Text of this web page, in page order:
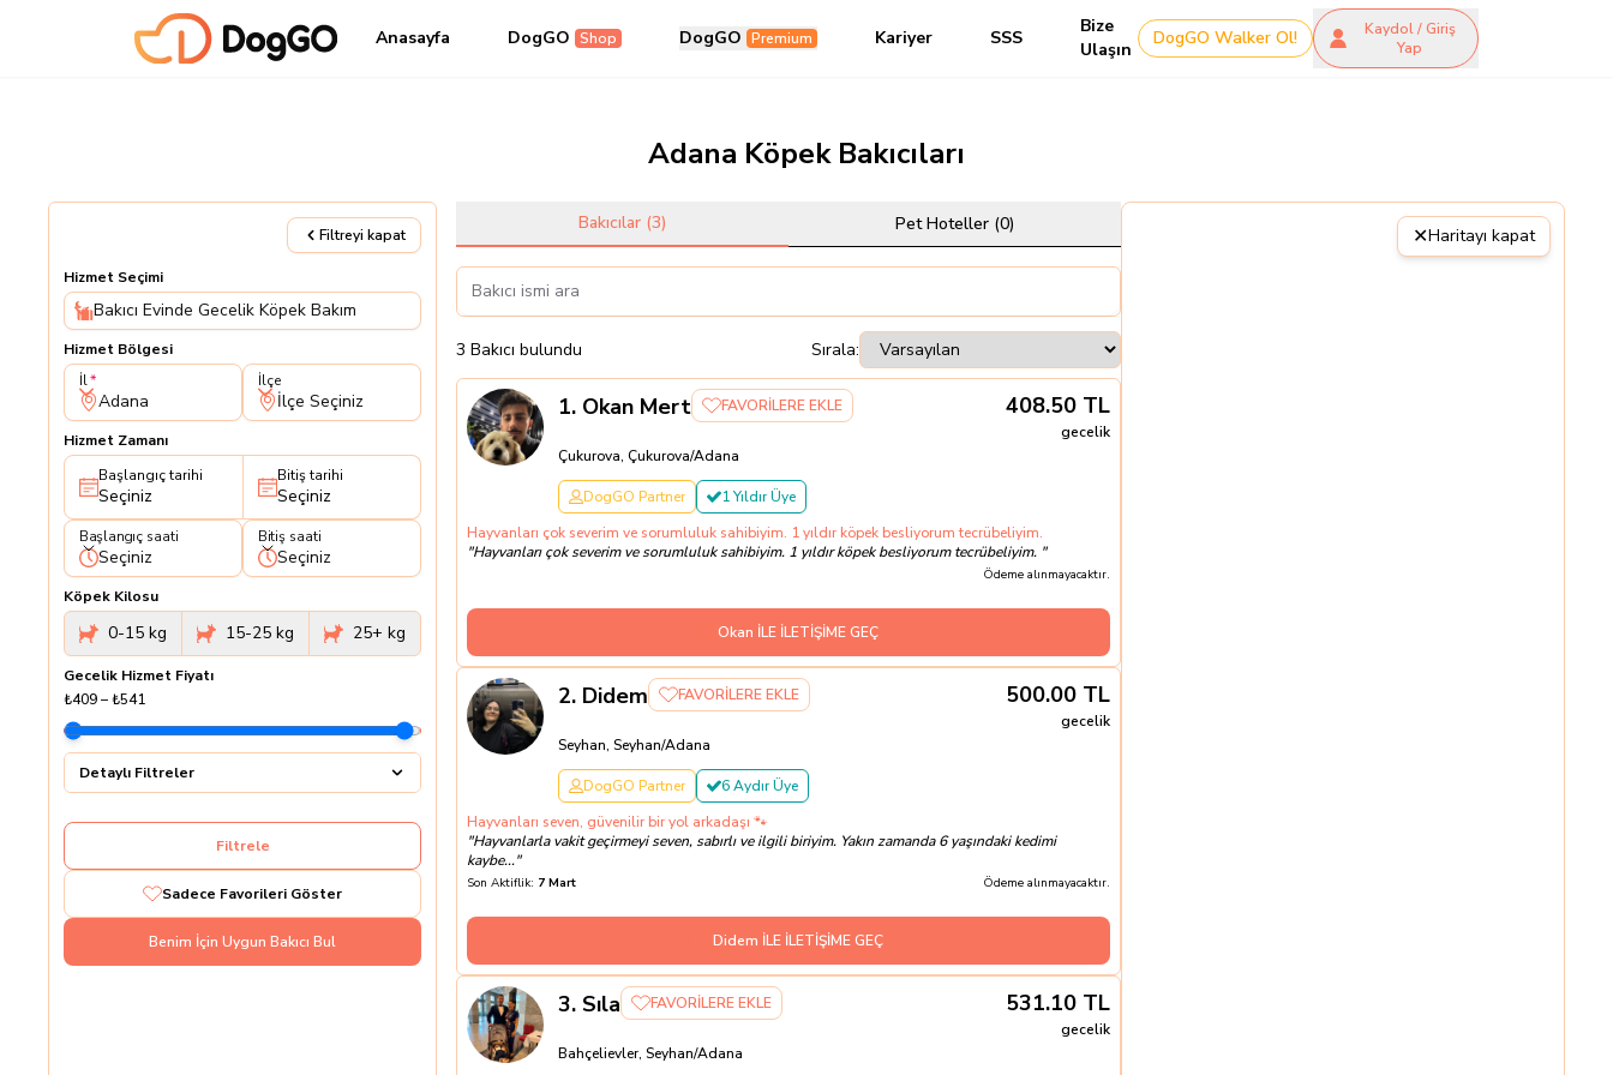
Anasayfa DogGO Shop DogGO Premium Kariyer SSS
Bize
Ulaşın
DogGO Walker Ol!
Kaydol / Giriş
Yap
Adana Köpek Bakıcıları
Filtreyi kapat
Hizmet Seçimi
Bakıcı Evinde Gecelik Köpek Bakım
Hizmet Bölgesi
İl İl
Adana
İlçeİlçe
İlçe Seçiniz
Hizmet Zamanı
Başlangıç tarihi
Seçiniz
Bitiş tarihi
Seçiniz
Başlangıç saati
Başlangıç saati
Seçiniz
Bitiş saati
Bitiş saati
Seçiniz
Köpek Kilosu
0-15 kg 15-25 kg 25+ kg
Gecelik Hizmet Fiyatı
₺409–₺541
Detaylı Filtreler
Filtrele
Sadece Favorileri Göster
Benim İçin Uygun Bakıcı Bul
Bakıcılar (3) Pet Hoteller (0)
3 Bakıcı bulundu Sırala:
1. Okan Mert FAVORİLERE EKLE 408.50 TL
gecelik
Çukurova, Çukurova/Adana
DogGO Partner
1 Yıldır Üye
Hayvanları çok severim ve sorumluluk sahibiyim. 1 yıldır köpek besliyorum tecrübeliyim.
"Hayvanları çok severim ve sorumluluk sahibiyim. 1 yıldır köpek besliyorum tecrübeliyim. "
Ödeme alınmayacaktır.
Okan İLE İLETİŞİME GEÇ
2. Didem FAVORİLERE EKLE 500.00 TL
gecelik
Seyhan, Seyhan/Adana
DogGO Partner
6 Aydır Üye
Hayvanları seven, güvenilir bir yol arkadaşı 🐾
"Hayvanlarla vakit geçirmeyi seven, sabırlı ve ilgili biriyim. Yakın zamanda 6 yaşındaki kedimi
kaybe..."
Son Aktiflik: 7 Mart Ödeme alınmayacaktır.
Didem İLE İLETİŞİME GEÇ
3. Sıla FAVORİLERE EKLE 531.10 TL
gecelik
Bahçelievler, Seyhan/Adana
✕Haritayı kapat